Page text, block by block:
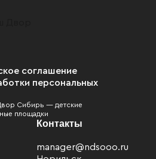
соглашение
персональных
Сибирь — детские
площадки
Контакты
manager@ndsooo.ru